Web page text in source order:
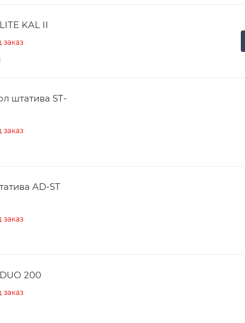
KAL II
заказ
штатива ST-
заказ
AD-ST
заказ
200
заказ